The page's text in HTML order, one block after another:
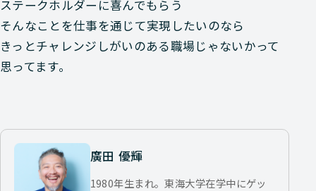
ステークホルダーに喜んでもらう
そんなことを仕事を通じて実現したいのなら
きっとチャレンジしがいのある職場じゃないかって
思ってます。
廣田 優輝
1980年生まれ。東海大学在学中にゲッ